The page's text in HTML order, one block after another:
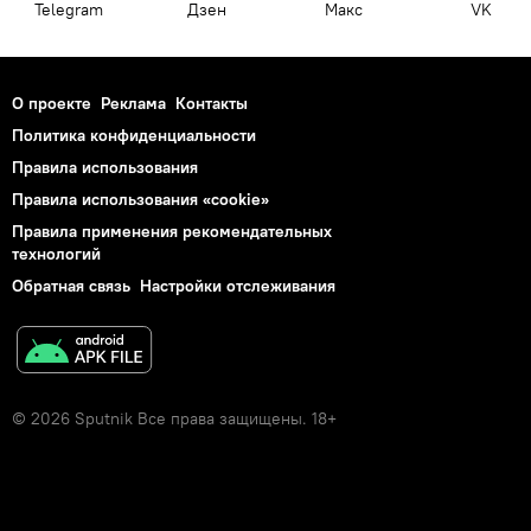
Telegram Дзен Макс VK
О проекте Реклама Контакты
Политика конфиденциальности
Правила использования
Правила использования «cookie»
Правила применения рекомендательных
технологий
Обратная связь Настройки отслеживания
© 2026 Sputnik Все права защищены. 18+